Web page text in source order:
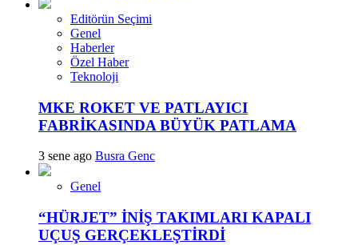
Editörün Seçimi
Genel
Haberler
Özel Haber
Teknoloji
MKE ROKET VE PATLAYICI
FABRİKASINDA BÜYÜK PATLAMA
3 sene ago Busra Genc
Genel
“HÜRJET” İNİŞ TAKIMLARI KAPALI
UÇUŞ GERÇEKLEŞTİRDİ